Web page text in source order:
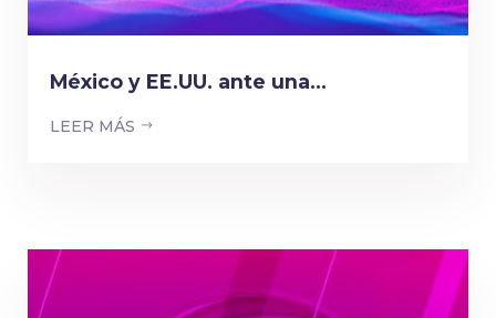
México y EE.UU. ante una...
LEER MÁS